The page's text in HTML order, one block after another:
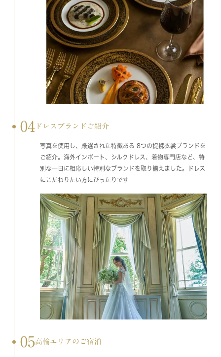
04 ドレスブランドご紹介
写真を使用し、厳選された特徴ある 8つの提携衣裳ブランドを
ご紹介。海外インポート、シルクドレス、着物専門店など、特
別な一日に相応しい特別なブランドを取り揃えました。ドレス
にこだわりたい方にぴったりです
05高輪エリアのご宿泊